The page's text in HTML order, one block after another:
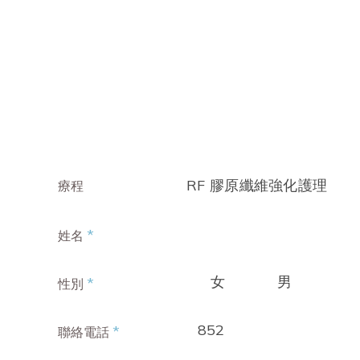
療程 RF 膠原纖維強化護理
姓名 *
性別 * 女 男
聯絡電話 * 852